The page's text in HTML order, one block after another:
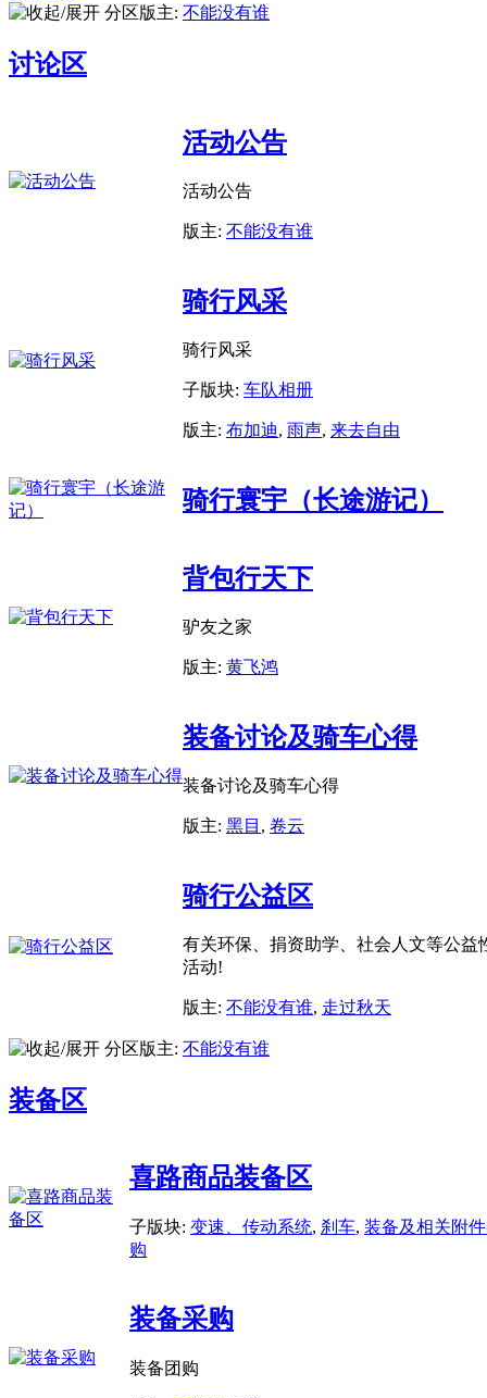
分区版主: 不能没有谁
讨论区
活动公告
活动公告
版主: 不能没有谁
骑行风采
骑行风采
子版块: 车队相册
版主: 布加迪, 雨声, 来去自由
骑行寰宇（长途游记）
背包行天下
驴友之家
版主: 黄飞鸿
装备讨论及骑车心得
装备讨论及骑车心得
版主: 黑目 , 卷云
骑行公益区
有关环保、捐资助学、社会人文等公益
活动!
版主: 不能没有谁, 走过秋天
分区版主: 不能没有谁
装备区
喜路商品装备区
子版块: 变速、传动系统, 刹车, 装备及相关附
购
装备采购
装备团购